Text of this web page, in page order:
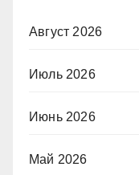
Август 2026
Июль 2026
Июнь 2026
Май 2026